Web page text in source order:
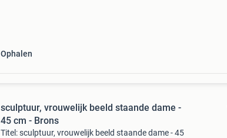
Ophalen
sculptuur, vrouwelijk beeld staande dame -
45 cm - Brons
Titel: sculptuur, vrouwelijk beeld staande dame - 45